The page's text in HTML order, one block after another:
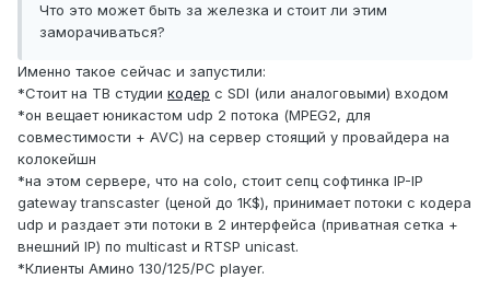
Что это может быть за железка и стоит ли этим
заморачиваться?
Именно такое сейчас и запустили:
*Стоит на ТВ студии кодер с SDI (или аналоговыми) входом
*он вещает юникастом udp 2 потока (MPEG2, для
совместимости + AVC) на сервер стоящий у провайдера на
колокейшн
*на этом сервере, что на colo, стоит сепц софтинка IP-IP
gateway transcaster (ценой до 1К$), принимает потоки с кодера
udp и раздает эти потоки в 2 интерфейса (приватная сетка +
внешний IP) по multicast и RTSP unicast.
*Клиенты Амино 130/125/PC player.